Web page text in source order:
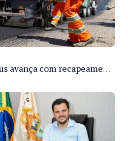
Prefeitura de Manaus avança com recapeamento no Parque Rio Solimões e cobre cerca de 30 ruas